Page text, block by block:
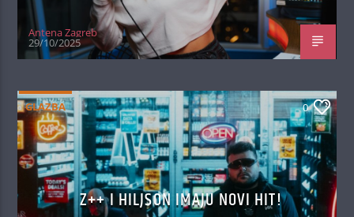
Antena Zagreb
29/10/2025
GLAZBA 0
Z++ I HILJSON IMAJU NOVI HIT!